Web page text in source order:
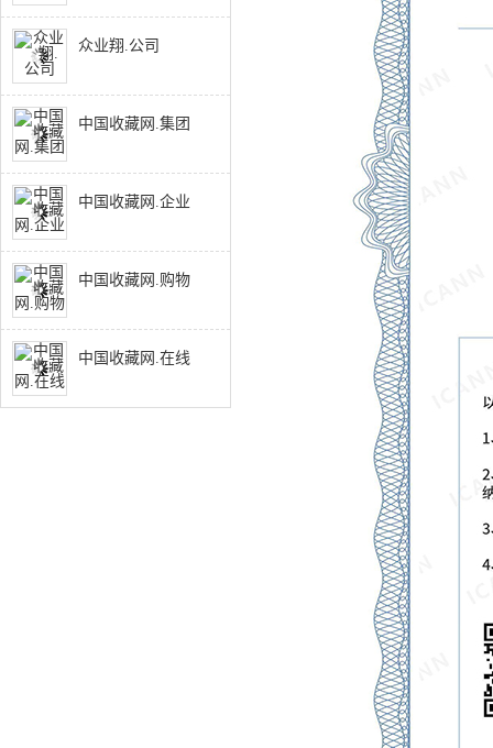
众业翔.公司
中国收藏网.集团
中国收藏网.企业
中国收藏网.购物
中国收藏网.在线